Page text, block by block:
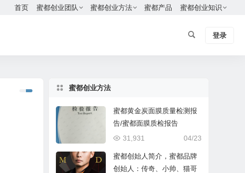
首页 蜜都创业团队 蜜都创业方法 蜜都产品 蜜都创业知识
登录
蜜都创业方法
蜜都黄金炭面膜质量检测报
告/蜜都面膜质检报告
04/23
31,931
蜜都创始人简介，蜜都品牌
创始人：传奇、小帅、猫哥